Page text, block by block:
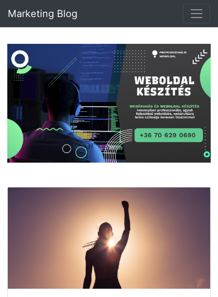
Marketing Blog